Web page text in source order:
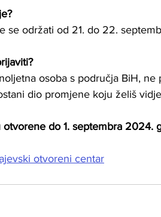
se održati od 21. do 22.
osoba s područja BiH,
dio promjene koju želiš
otvorene do 1. septembra 2024.
otvoreni centar